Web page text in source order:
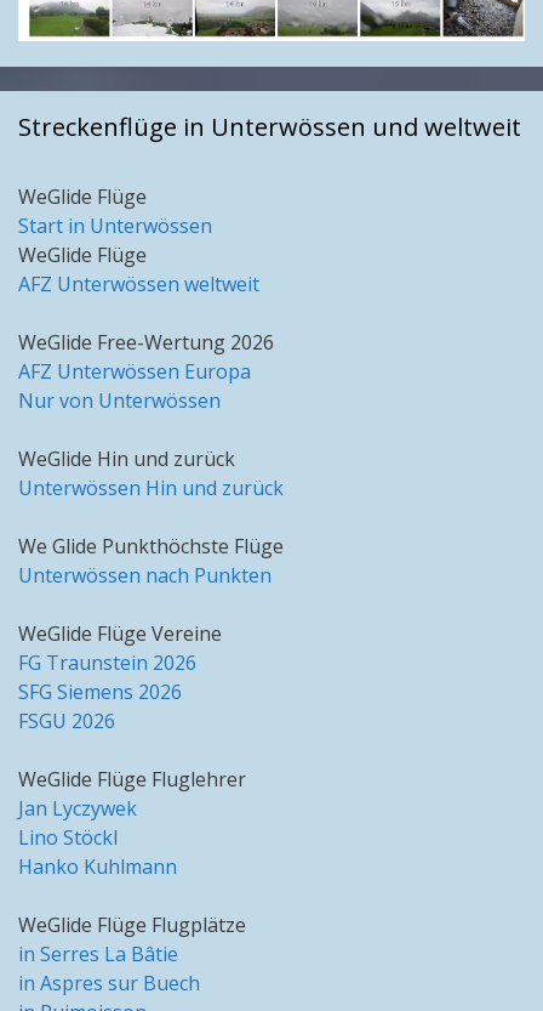
Streckenflüge in Unterwössen und weltweit
WeGlide Flüge
Start in Unterwössen
WeGlide Flüge
AFZ Unterwössen weltweit
WeGlide Free-Wertung 2026
AFZ Unterwössen Europa
Nur von Unterwössen
WeGlide Hin und zurück
Unterwössen Hin und zurück
We Glide Punkthöchste Flüge
Unterwössen nach Punkten
WeGlide Flüge Vereine
FG Traunstein 2026
SFG Siemens 2026
FSGU 2026
WeGlide Flüge Fluglehrer
Jan Lyczywek
Lino Stöckl
Hanko Kuhlmann
WeGlide Flüge Flugplätze
in Serres La Bâtie
in Aspres sur Buech